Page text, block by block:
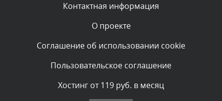
Комментарий проверяется
администратором.
Комментарий проверяется
Текст комментария будет виден после проверки
Контактная информация
О проекте
Соглашение об использовании cookie
Пользовательское соглашение
Хостинг от 119 руб. в месяц